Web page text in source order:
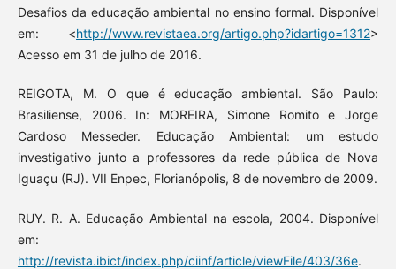
Desafios da educação ambiental no ensino formal. Disponível
em: <http://www.revistaea.org/artigo.php?idartigo=1312>
Acesso em 31 de julho de 2016.
REIGOTA, M. O que é educação ambiental. São Paulo:
Brasiliense, 2006. In: MOREIRA, Simone Romito e Jorge
Cardoso Messeder. Educação Ambiental: um estudo
investigativo junto a professores da rede pública de Nova
Iguaçu (RJ). VII Enpec, Florianópolis, 8 de novembro de 2009.
RUY. R. A. Educação Ambiental na escola, 2004. Disponível
em:
http://revista.ibict/index.php/ciinf/article/viewFile/403/36e.